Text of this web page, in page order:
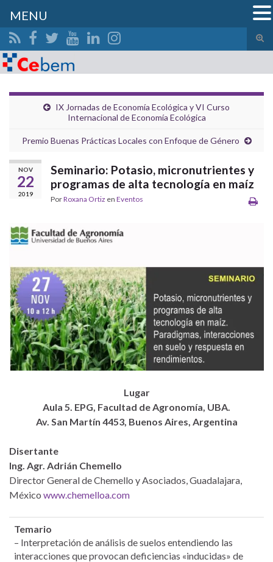
el
Search for:
IX Jornadas de Economía Ecológica y VI Curso
Internacional de Economía Ecológica
Premio Buenas Prácticas Locales con Enfoque de Género
NOV
22
2019
Seminario: Potasio, micronutrientes y
programas de alta tecnología en maíz
PorRoxana Ortiz en Eventos
Lugar
Aula 5. EPG, Facultad de Agronomía, UBA.
Av. San Martín 4453, Buenos Aires, Argentina
Disertante
Ing. Agr. Adrián Chemello
Director General de Chemello y Asociados, Guadalajara,
México www.chemelloa.com
Temario
– Interpretación de análisis de suelos entendiendo las
interacciones que provocan deficiencias «inducidas» de
MENU